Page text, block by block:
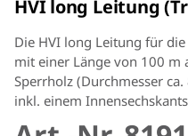
HVI long Leitung
Die HVI long Leitung für
mit einer Länge von 100 m
Sperrholz (Durchmesser
inkl. einem